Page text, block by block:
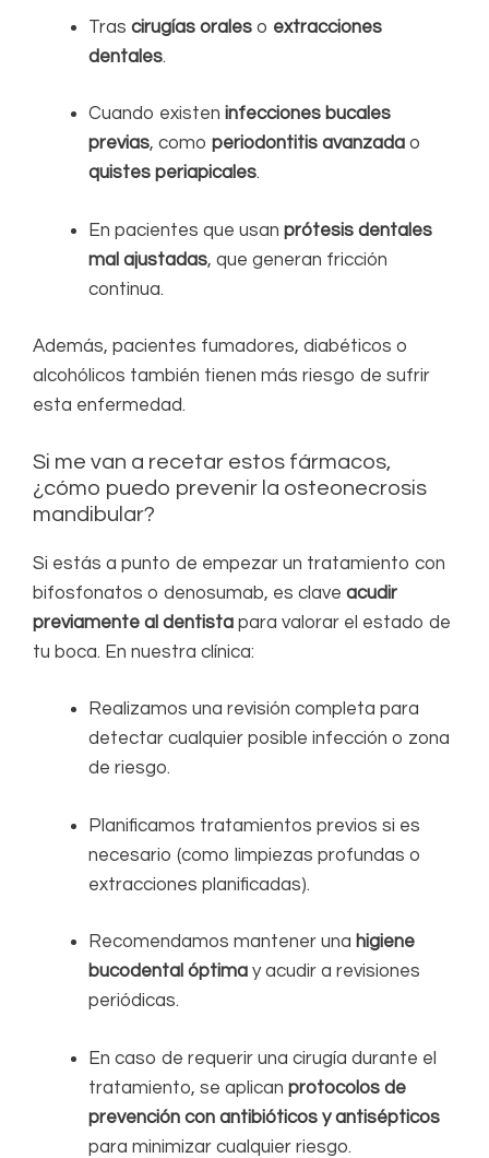
Tras cirugías orales o extracciones
dentales.
Cuando existen infecciones bucales
previas, como periodontitis avanzada o
quistes periapicales.
En pacientes que usan prótesis dentales
mal ajustadas, que generan fricción
continua.
Además, pacientes fumadores, diabéticos o
alcohólicos también tienen más riesgo de sufrir
esta enfermedad.
Si me van a recetar estos fármacos,
¿cómo puedo prevenir la osteonecrosis
mandibular?
Si estás a punto de empezar un tratamiento con
bifosfonatos o denosumab, es clave acudir
previamente al dentista para valorar el estado de
tu boca. En nuestra clínica:
Realizamos una revisión completa para
detectar cualquier posible infección o zona
de riesgo.
Planificamos tratamientos previos si es
necesario (como limpiezas profundas o
extracciones planificadas).
Recomendamos mantener una higiene
bucodental óptima y acudir a revisiones
periódicas.
En caso de requerir una cirugía durante el
tratamiento, se aplican protocolos de
prevención con antibióticos y antisépticos
para minimizar cualquier riesgo.